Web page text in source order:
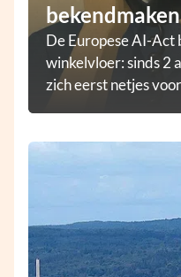
De Europese AI-
winkelvloer: sinds 2
zich eerst netjes